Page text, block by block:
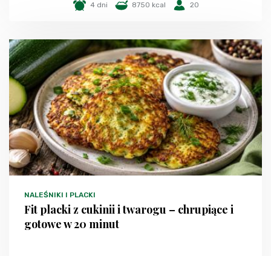
4 dni 8750 kcal 20
NALEŚNIKI I PLACKI
Fit placki z cukinii i twarogu – chrupiące i
gotowe w 20 minut